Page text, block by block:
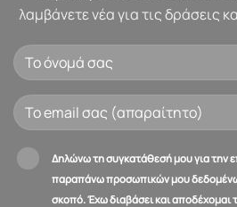
λαμβάνετε νέα για τις δράσεις
Δηλώνω τη συγκατάθεσή μου για την
παραπάνω προσωπικών μου
σκοπό. Έχω διαβάσει και αποδέχομαι